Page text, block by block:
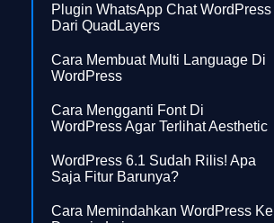
Plugin WhatsApp Chat WordPress
Dari QuadLayers
Cara Membuat Multi Language Di
WordPress
Cara Mengganti Font Di
WordPress Agar Terlihat Aesthetic
WordPress 6.1 Sudah Rilis! Apa
Saja Fitur Barunya?
Cara Memindahkan WordPress Ke